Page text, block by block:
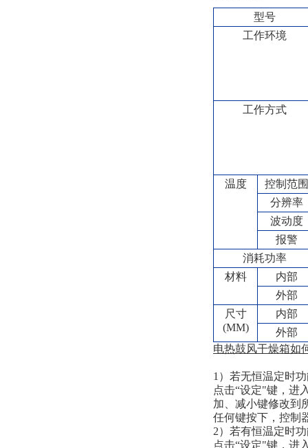
型号
工作环境
工作方式
温度
控制范围
分辨率
波动度
报警
消耗功率
材料
内部
外部
尺寸
(MM)
内部
外部
电热鼓风干燥箱如
1）若无恒温定时
点击“设定"键，进
加、减小键修改到
任何键按下，控制
2）若有恒温定时
点击“设定"键，进